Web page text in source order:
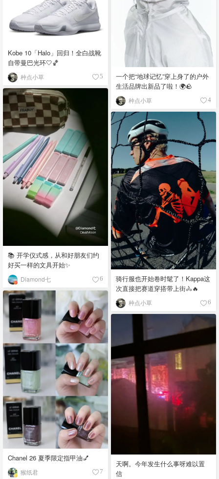
一个把“地球记忆”穿上身了的户外
生活品牌出新品了啦！🌍🪨
种点小草 4
Kobe 10「Halo」回归！全白战靴
自带曼巴光环🤍🏀
种点小草 5
📚 开学仪式感，从和好朋友们约
好买一样的文具开始✨
Diamond七 6
骑行服也开始卷时髦了！Kappa这
次直接把赛道穿搭带上街🚴🔥
种点小草 6
Chanel 26 夏季限定指甲油💅
猴纸君 7
天啊。今年发生什么事呀难以置
信